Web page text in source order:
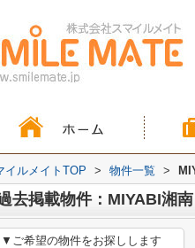
イルメイトTOP > 物件一覧 >
去掲載物件：MIYABI湘南
▼ご希望の物件をお探しします